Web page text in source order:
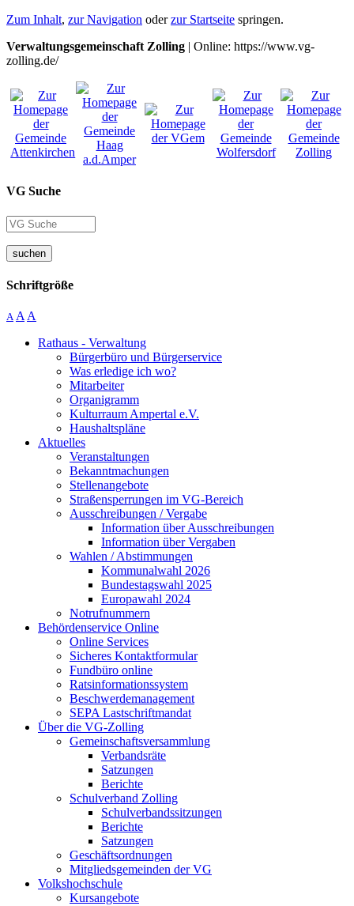
Zum Inhalt, zur Navigation oderzur Startseite springen.
Verwaltungsgemeinschaft Zolling | Online: https://www.vg-
zolling.de/
VG Suche
suchen
Schriftgröße
A A A
Rathaus - Verwaltung
Bürgerbüro und Bürgerservice
Was erledige ich wo?
Mitarbeiter
Organigramm
Kulturraum Ampertal e.V.
Haushaltspläne
Aktuelles
Veranstaltungen
Bekanntmachungen
Stellenangebote
Straßensperrungen im VG-Bereich
Ausschreibungen / Vergabe
Information über Ausschreibungen
Information über Vergaben
Wahlen / Abstimmungen
Kommunalwahl 2026
Bundestagswahl 2025
Europawahl 2024
Notrufnummern
Behördenservice Online
Online Services
Sicheres Kontaktformular
Fundbüro online
Ratsinformationssystem
Beschwerdemanagement
SEPA Lastschriftmandat
Über die VG-Zolling
Gemeinschaftsversammlung
Verbandsräte
Satzungen
Berichte
Schulverband Zolling
Schulverbandssitzungen
Berichte
Satzungen
Geschäftsordnungen
Mitgliedsgemeinden der VG
Volkshochschule
Kursangebote